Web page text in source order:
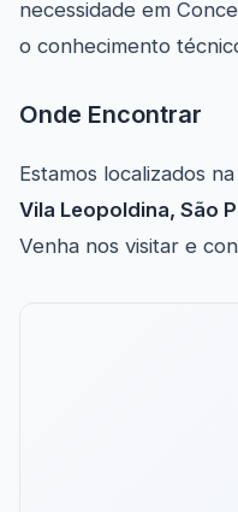
necessidade em
o conhecimento
Onde Encontrar
Estamos localizados na
Vila Leopoldina, São
Venha nos visitar e